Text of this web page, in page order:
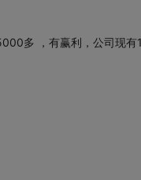
多 ，有赢利，公司现